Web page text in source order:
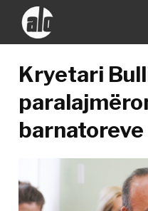
Kryetari
barnatoreve